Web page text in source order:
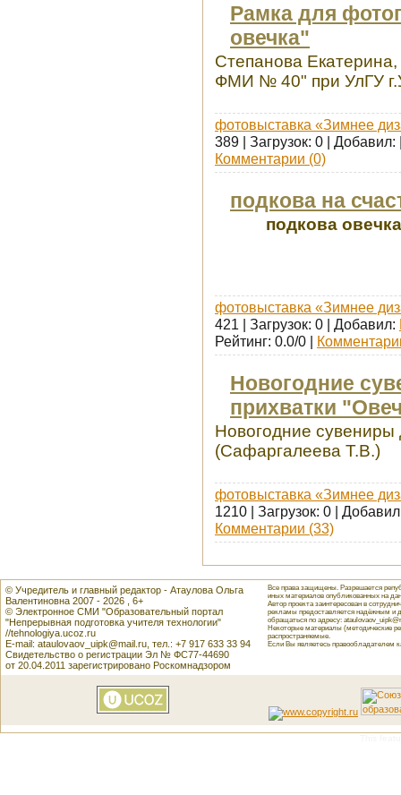
Рамка для
овечка"
Степанова
ФМИ № 40" при УлГУ
фотовыставка «Зимнее
389 | Загрузок: 0 | Добавил:
Комментарии (0)
подкова на
подкова
фотовыставка «Зимнее
421 | Загрузок: 0 | Добавил:
Рейтинг: 0.0/0 |
Новогодние
прихватки
Новогодние сувениры
(Сафаргалеева Т.В.)
фотовыставка «Зимнее
1210 | Загрузок: 0 |
Комментарии (33)
© Учредитель и главный редактор - Атаулова Ольга
Валентиновна 2007 - 2026 , 6+
© Электронное СМИ "Образовательный портал
"Непрерывная подготовка учителя технологии"
//tehnologiya.ucoz.ru
E-mail: ataulovaov_uipk@mail.ru, тел.: +7 917 633 33 94
Свидетельство о регистрации Эл № ФС77-44690
от 20.04.2011 зарегистрировано Роскомнадзором
Все права защищены. Разрешается
иных материалов опубликованных на
Автор проекта заинтересован в
рекламы предоставляется надёжным и
обращаться по адресу:
Некоторые материалы (методические
распространяемые.
Если Вы являетесь правообладателем